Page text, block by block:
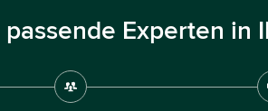
Experten in